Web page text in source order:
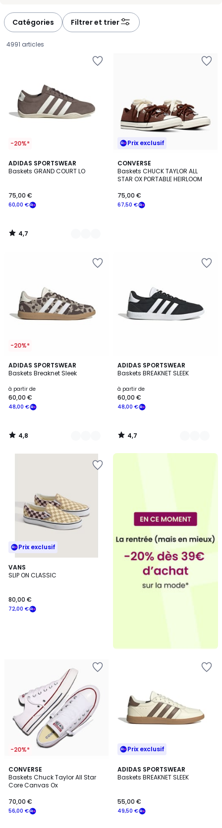
Catégories Filtrer et trier
4991 articles
-20%*
ADIDAS SPORTSWEAR
Baskets GRAND COURT LO
€
souscrivez
notre
programme
60,00
60,00 €
75,00 €
4,7
/ 5
2
Couleurs
4,7
/
Prix exclusif
CONVERSE
Baskets CHUCK TAYLOR ALL
STAR OX PORTABLE HEIRLOOM
67,50 €
75,00 €
-20%*
ADIDAS SPORTSWEAR
Baskets Breaknet Sleek
à partir de
48,00 €
60,00 €
4,8
/ 5
2
Couleurs
4,8
/
ADIDAS SPORTSWEAR
Baskets BREAKNET SLEEK
à partir de
48,00 €
60,00 €
4,7
/ 5
20
Couleurs
4,7
/
Prix exclusif
VANS
SLIP ON CLASSIC
72,00 €
80,00 €
-20%*
CONVERSE
Baskets Chuck Taylor All Star
Core Canvas Ox
56,00 €
70,00 €
4,7
/ 5
7
Couleurs
Prix exclusif
ADIDAS SPORTSWEAR
Baskets BREAKNET SLEEK
49,50 €
55,00 €
4,8
/ 5